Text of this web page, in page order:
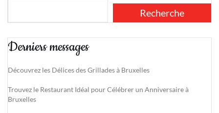
Recherche
Derniers messages
Découvrez les Délices des Grillades à Bruxelles
Trouvez le Restaurant Idéal pour Célébrer un Anniversaire à
Bruxelles